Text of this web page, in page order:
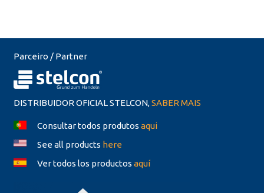
Parceiro / Partner
DISTRIBUIDOR OFICIAL STELCON,SABER MAIS
Consultar todos produtos aqui
See all products here
Ver todos los productos aquí